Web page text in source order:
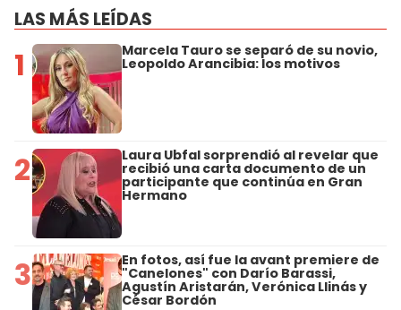
LAS MÁS LEÍDAS
1 Marcela Tauro se separó de su novio,
Leopoldo Arancibia: los motivos
2 Laura Ubfal sorprendió al revelar que
recibió una carta documento de un
participante que continúa en Gran
Hermano
3 En fotos, así fue la avant premiere de
"Canelones" con Darío Barassi,
Agustín Aristarán, Verónica Llinás y
César Bordón